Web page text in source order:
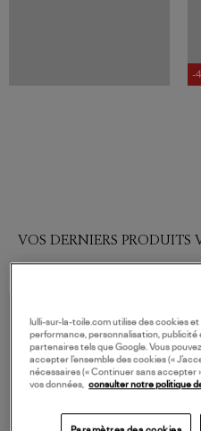
-
VOS DERNIERS PRODUITS
lulli-sur-la-toile.com utilise des cookies
performance, personnalisation, publicité
partenaires tels que Google. Vous
accepter l’ensemble des cookies («
nécessaires (« Continuer sans accepter
vos données,
consulter notre politique